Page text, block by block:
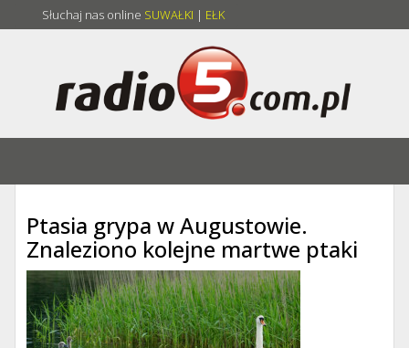
Słuchaj nas online SUWAŁKI | EŁK
Ptasia grypa w Augustowie.
Znaleziono kolejne martwe ptaki